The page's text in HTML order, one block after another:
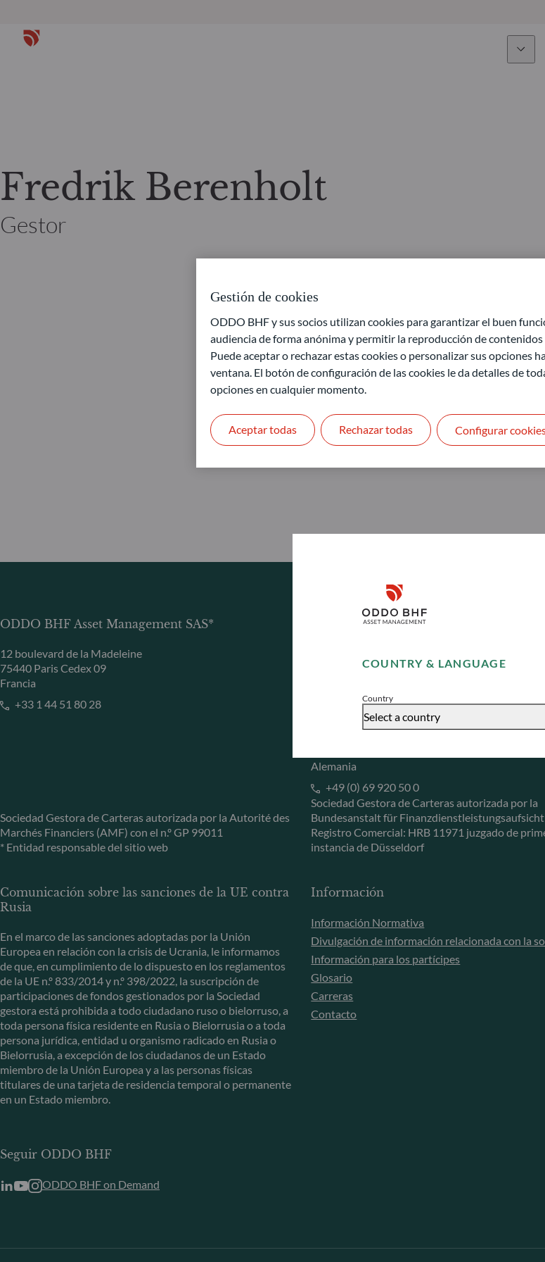
COUNTRY & LANGUAGE
Country
Select a country
Disclaimer
Accept
Fredrik Berenholt
Gestor
ODDO BHF Asset Management SAS*
12 boulevard de la Madeleine
75440 Paris Cedex 09
Francia
+33 1 44 51 80 28
Sociedad Gestora de Carteras autorizada por la Autorité des
Marchés Financiers (AMF) con el n.º GP 99011
* Entidad responsable del sitio web
ODDO BHF Asset Management GmbH
40217 Düsseldorf
+49 (0) 211 239 24 01
Alemania
+49 (0) 69 920 50 0
Sociedad Gestora de Carteras autorizada por la
Bundesanstalt für Finanzdienstleistungsaufsicht
Registro Comercial: HRB 11971 juzgado de
instancia de Düsseldorf
Comunicación sobre las sanciones de la UE contra
Rusia
En el marco de las sanciones adoptadas por la Unión
Europea en relación con la crisis de Ucrania, le informamos
de que, en cumplimiento de lo dispuesto en los reglamentos
de la UE n.º 833/2014 y n.º 398/2022, la suscripción de
participaciones de fondos gestionados por la Sociedad
gestora está prohibida a todo ciudadano ruso o bielorruso, a
toda persona física residente en Rusia o Bielorrusia o a toda
persona jurídica, entidad u organismo radicado en Rusia o
Bielorrusia, a excepción de los ciudadanos de un Estado
miembro de la Unión Europea y a las personas físicas
titulares de una tarjeta de residencia temporal o permanente
en un Estado miembro.
Información
Información Normativa
Divulgación de información relacionada con la
Información para los partícipes
Glosario
Carreras
Contacto
Seguir ODDO BHF
ODDO BHF on Demand
Gestión de cookies
ODDO BHF y sus socios utilizan cookies para garantizar el buen
audiencia de forma anónima y permitir la reproducción de
Puede aceptar o rechazar estas cookies o personalizar sus opciones
ventana. El botón de configuración de las cookies le da detalles de
opciones en cualquier momento.
Rechazar todas
Aceptar todas Configurar